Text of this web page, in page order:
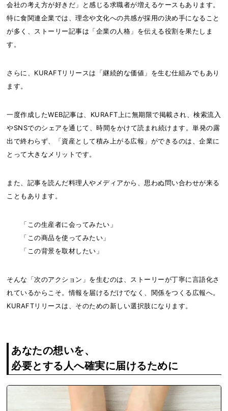
会社の考え方が好きだ」と感じる求職者が増えるケースもあります。
特に食関連企業では、理念や文化への共感が採用の決め手になること
が多く、ストーリー記事は「企業の人格」を伝える役割を果たしま
す。
さらに、KURAFTリリースは「継続的な価値」を生む仕組みでもあり
ます。
一度作成したWEB記事は、KURAFT上に無期限で掲載され、検索流入
やSNSでのシェアを通じて、時間をかけて読まれ続けます。単発の露
出で終わらず、「資産として積み上がる広報」ができるのは、企業に
とって大きなメリットです。
また、記事を読んだ料理人やメディアから、思わぬ問い合わせが来る
こともあります。
「この生産者に会ってみたい」
「この商品を使ってみたい」
「この背景を取材したい」
そんな「次のアクション」を生むのは、ストーリーが丁寧に言語化さ
れているからこそ。情報を届けるだけでなく、関係をつくる広報へ。
KURAFTリリースは、そのための新しい選択肢になります。
あなたの想いを、
必要とする人へ確実に届けるために